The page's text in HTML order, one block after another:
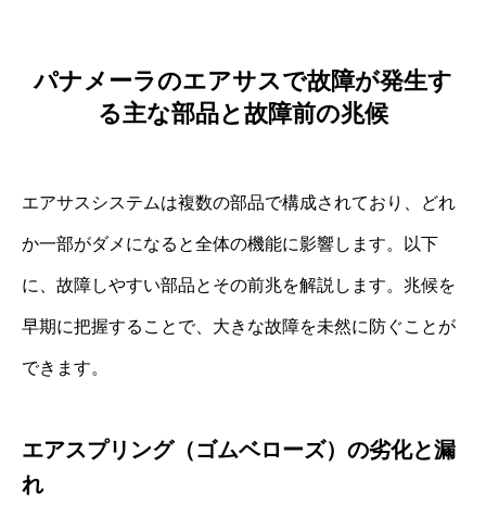
パナメーラのエアサスで故障が発生す
る主な部品と故障前の兆候
エアサスシステムは複数の部品で構成されており、どれ
か一部がダメになると全体の機能に影響します。以下
に、故障しやすい部品とその前兆を解説します。兆候を
早期に把握することで、大きな故障を未然に防ぐことが
できます。
エアスプリング（ゴムベローズ）の劣化と漏
れ